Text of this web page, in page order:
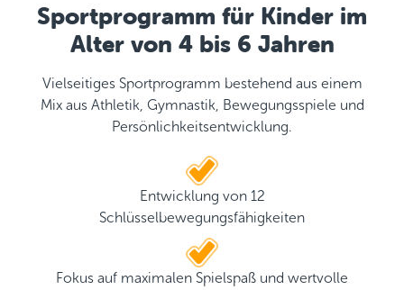
Sportprogramm für Kinder im
Alter von 4 bis 6 Jahren
Vielseitiges Sportprogramm bestehend aus einem
Mix aus Athletik, Gymnastik, Bewegungsspiele und
Persönlichkeitsentwicklung.
Entwicklung von 12
Schlüsselbewegungsfähigkeiten
Fokus auf maximalen Spielspaß und wertvolle